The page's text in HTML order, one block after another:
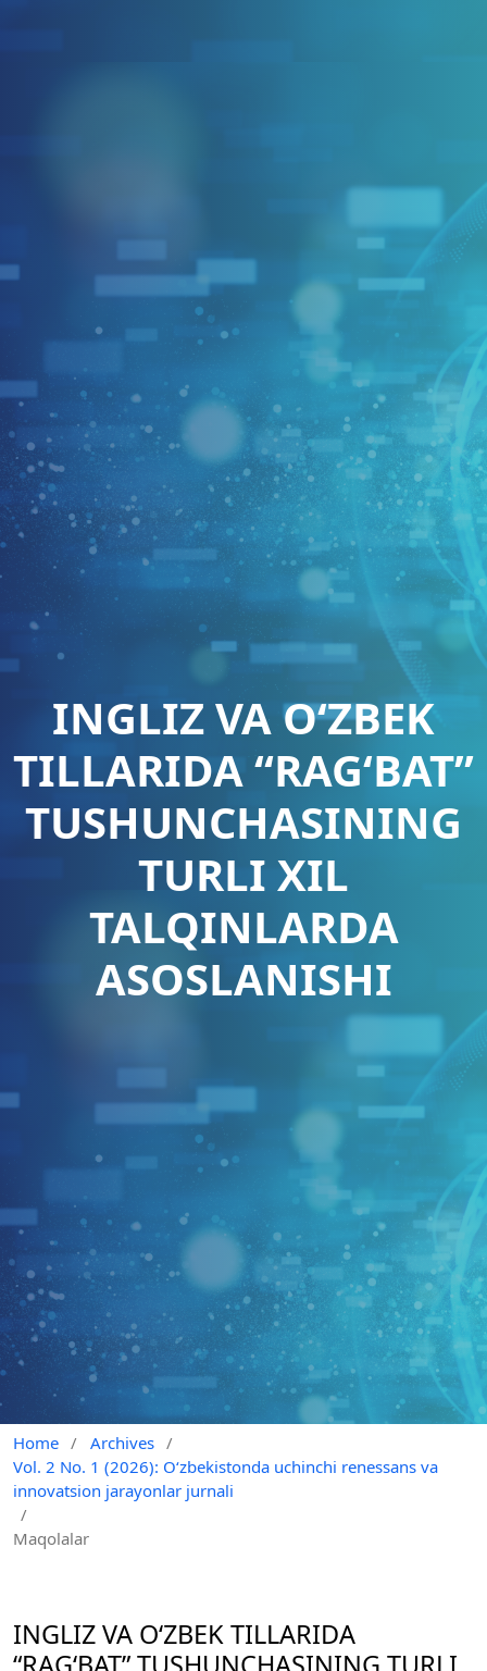
INGLIZ VA O‘ZBEK
TILLARIDA “RAG‘BAT”
TUSHUNCHASINING
TURLI XIL
TALQINLARDA
ASOSLANISHI
Home / Archives /
Vol. 2 No. 1 (2026): O‘zbekistonda uchinchi renessans va
innovatsion jarayonlar jurnali
/
Maqolalar
INGLIZ VA O‘ZBEK TILLARIDA
“RAG‘BAT” TUSHUNCHASINING TURLI